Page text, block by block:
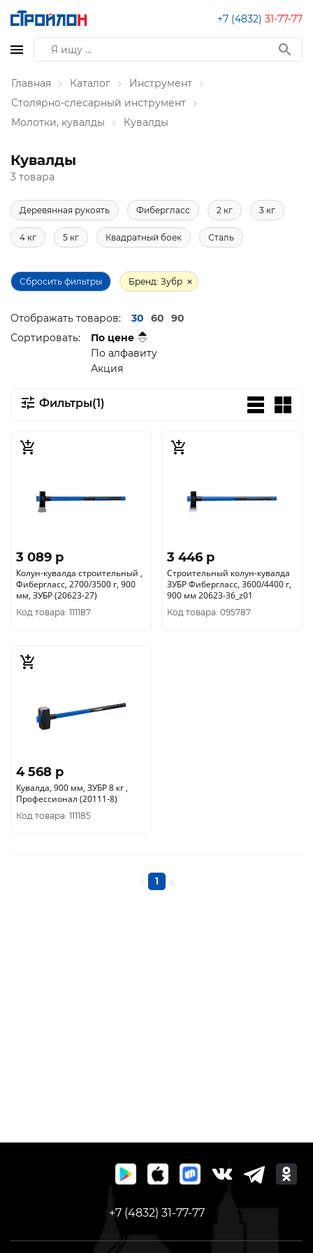
+7 (4832) 31-77-77
Главная Каталог
Инструмент
Столярно-слесарный инструмент
Молотки, кувалды
Кувалды
Кувалды
3 товара
Деревянная рукоять Фибергласс 2 кг 3 кг
4 кг 5 кг Квадратный боек Сталь
Сбросить фильтры Бренд: Зубр
Отображать товаров: 30 60
90
Сортировать:
По цене
По алфавиту
Акция
Фильтры(1)
3 089 p
Колун-кувалда строительный ,
Фибергласс, 2700/3500 г, 900
мм, ЗУБР (20623-27)
Код товара: 111187
3 446 p
Строительный колун-кувалда
ЗУБР Фибергласс, 3600/4400 г,
900 мм 20623-36_z01
Код товара: 095787
4 568 p
Кувалда, 900 мм, ЗУБР 8 кг ,
Профессионал (20111-8)
Код товара: 111185
1
+7 (4832) 31-77-77